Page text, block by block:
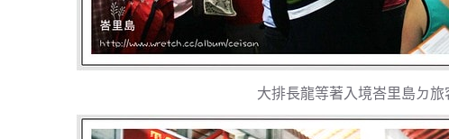
大排長龍等著入境峇里島ㄉ旅